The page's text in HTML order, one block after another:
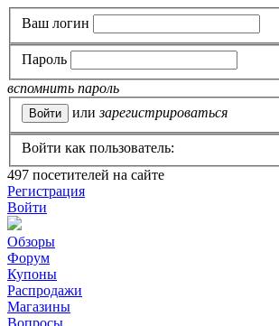
Ваш логин
Пароль
вспомнить пароль
или зарегистрироваться
Войти как пользователь:
497 посетителей на сайте
Регистрация
Войти
Обзоры
Форум
Купоны
Распродажи
Магазины